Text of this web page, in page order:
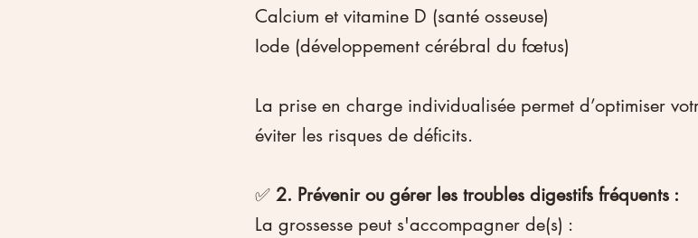
Calcium et vitamine D (santé osseuse)
Iode (développement cérébral du fœtus)
La prise en charge individualisée permet d’optimiser
éviter les risques de déficits.
✅ 2. Prévenir ou gérer les troubles digestifs fréquents :
La grossesse peut s'accompagner de(s) :